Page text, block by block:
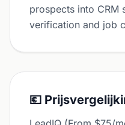
prospects into CRM
verification and job
💶